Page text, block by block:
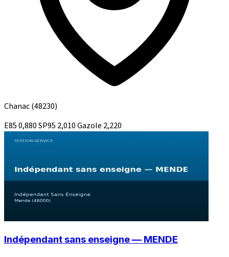
Chanac(48230)
E850,880SP95 2,010Gazole 2,220
Indépendant sans enseigne — MENDE